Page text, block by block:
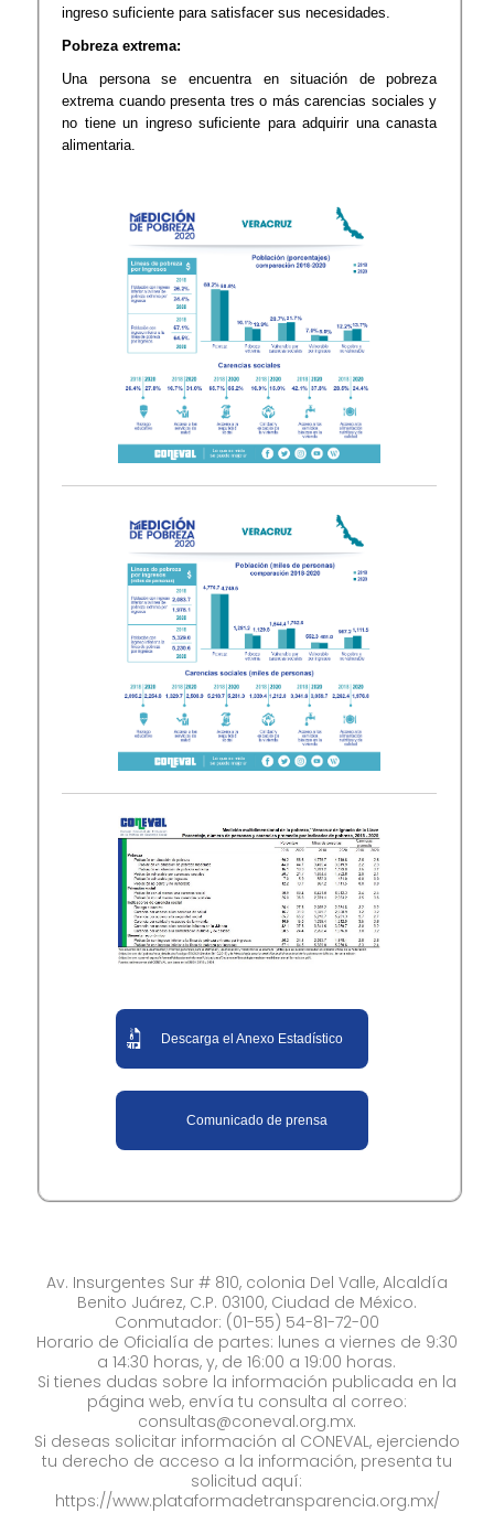
ingreso suficiente para satisfacer sus necesidades.
Pobreza extrema:
Una persona se encuentra en situación de pobreza
extrema cuando presenta tres o más carencias sociales y
no tiene un ingreso suficiente para adquirir una canasta
alimentaria.​​
Descarga el Anexo Estadístico
Comunicado de prensa
Av. Insurgentes Sur # 810, colonia Del Valle, Alcaldía
Benito Juárez, C.P. 03100, Ciudad de México.
Conmutador: (01-55) 54-81-72-00
Horario de Oficialía de partes: lunes a viernes de 9:30
a 14:30 horas, y, de 16:00 a 19:00 horas.
Si tienes dudas sobre la información publicada en la
página web, envía tu consulta al correo:
consultas@coneval.org.mx.
Si deseas solicitar información al CONEVAL, ejerciendo
tu derecho de acceso a la información, presenta tu
solicitud aquí:
https://www.plataformadetransparencia.org.mx/